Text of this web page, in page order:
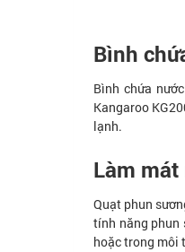
Bình
Bình chứa
Kangaroo
lạnh.
Làm
Quạt phun
tính năng phun
hoặc trong môi